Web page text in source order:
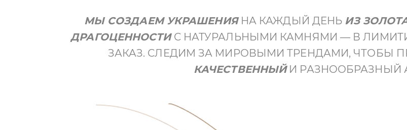
МЫ СОЗДАЕМ УКРАШЕНИЯНА КАЖДЫЙ ДЕНЬ ИЗ
ДРАГОЦЕННОСТИС НАТУРАЛЬНЫМИ КАМНЯМИ — В
ЗАКАЗ. СЛЕДИМ ЗА МИРОВЫМИ ТРЕНДАМИ, ЧТОБЫ
КАЧЕСТВЕННЫЙИ РАЗНООБРАЗНЫЙ